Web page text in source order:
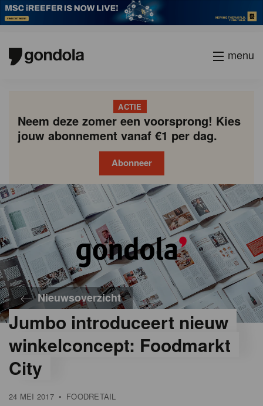
menu
ACTIE
Neem deze zomer een voorsprong! Kies
jouw abonnement vanaf €1 per dag.
Abonneer
Nieuwsoverzicht
Jumbo introduceert nieuw
winkelconcept: Foodmarkt
City
24 MEI 2017 • FOODRETAIL
Gondola
academy
Gondola
society